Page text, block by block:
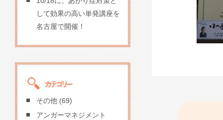
して効果の高い単発講座を
名古屋で開催！
その他 (69)
アンガーマネジメント